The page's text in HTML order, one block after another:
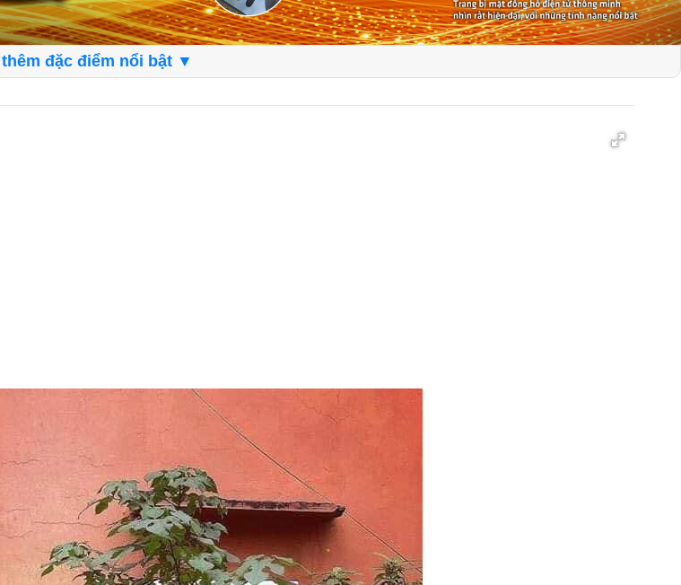
thêm đặc điểm nổi bật ▼